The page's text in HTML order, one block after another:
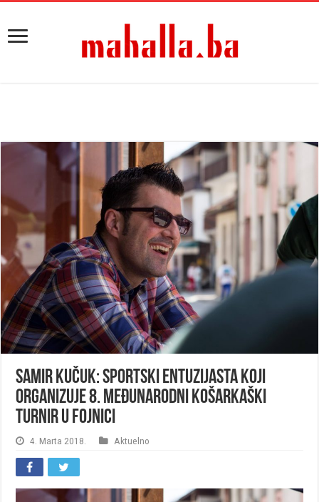
Samir Kučuk: Sportski entuzijasta koji
organizuje 8. Međunarodni košarkaški
turnir u Fojnici
4. Marta 2018. Aktuelno